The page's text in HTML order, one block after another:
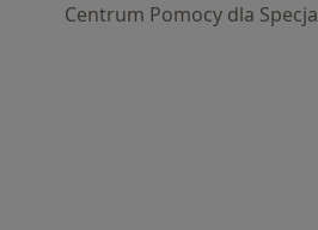
Centrum Pomocy dla